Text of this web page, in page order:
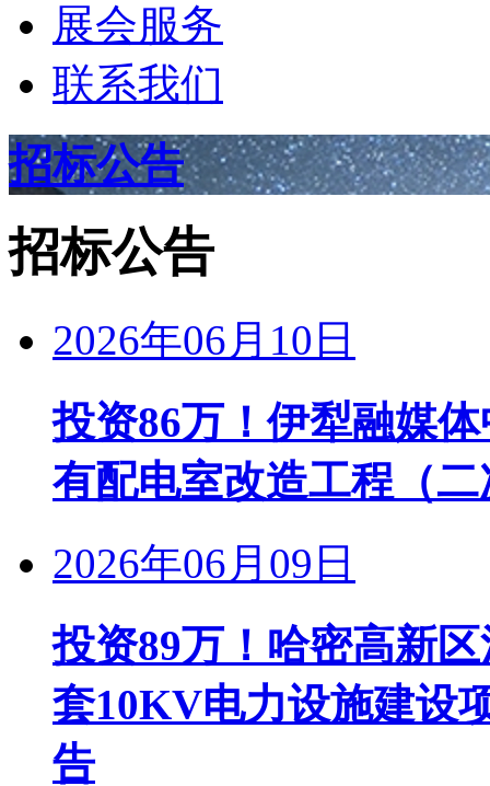
展会服务
联系我们
招标公告
招标公告
2026年06月10日
投资86万！伊犁融媒
有配电室改造工程（
2026年06月09日
投资89万！哈密高新
套10KV电力设施建设
告